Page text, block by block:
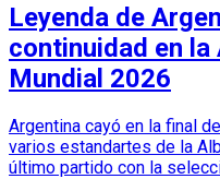
Leyenda de
continuidad en la
Mundial 2026
Argentina cayó en la final
varios estandartes de la
último partido con la